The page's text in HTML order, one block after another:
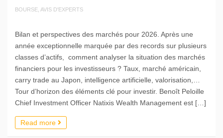
BOURSE, AVIS D'EXPERTS
Bilan et perspectives des marchés pour 2026. Après une
année exceptionnelle marquée par des records sur plusieurs
classes d’actifs, comment analyser la situation des marchés
financiers pour les investisseurs ? Taux, marché américain,
carry trade au Japon, intelligence artificielle, valorisation,…
Tour d’horizon des éléments clé pour investir. Benoît Peloille
Chief Investment Officer Natixis Wealth Management est […]
Read more